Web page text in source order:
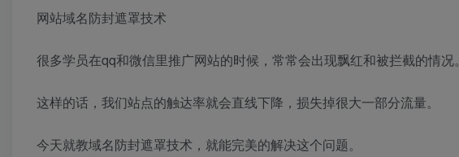
网站域名防封遮罩技术
很多学员在qq和微信里推广网站的时候，常常会出现飘红和被拦截的情况。
这样的话，我们站点的触达率就会直线下降，损失掉很大一部分流量。
今天就教域名防封遮罩技术，就能完美的解决这个问题。